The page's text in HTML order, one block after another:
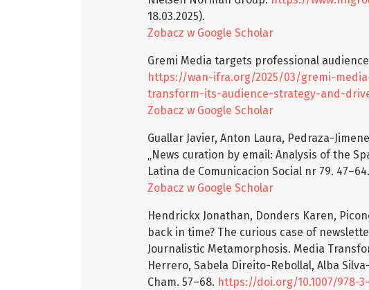
18.03.2025).
Zobacz w Google Scholar
Gremi Media targets professional
https://wan-ifra.org/2025/03/gremi-
transform-its-audience-strategy-and-
Zobacz w Google Scholar
Guallar Javier, Anton Laura, Pedraza-
„News curation by email: Analysis of the
Latina de Comunicacion Social nr 79. 47–64.
Zobacz w Google Scholar
Hendrickx Jonathan, Donders Karen,
back in time? The curious case of
Journalistic Metamorphosis. Media
Herrero, Sabela Direito-Rebollal, Alba
Cham. 57–68. https://doi.org/10.1007/978-